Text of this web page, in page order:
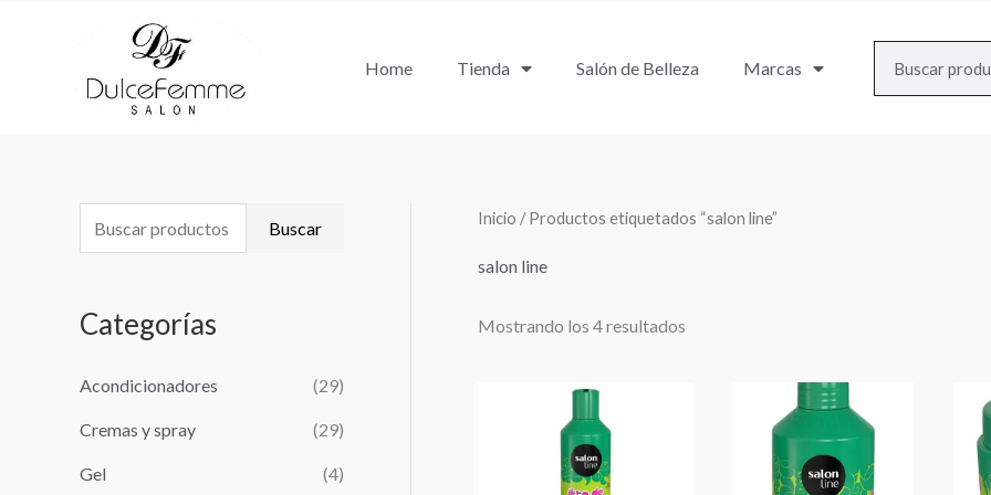
Home Tienda Salón de Belleza Marcas
u
c
r
p
o
Buscar
Categorías
Acondicionadores (29)
Cremas y spray (29)
Gel (4)
Inicio / Productos etiquetados “salon line”
salon line
Mostrando los 4 resultados